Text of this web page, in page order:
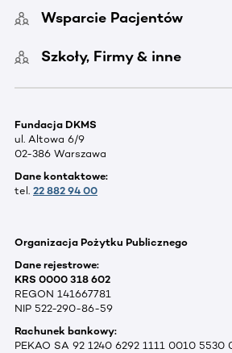
Wsparcie Pacjentów
Szkoły, Firmy & inne
Fundacja DKMS
ul. Altowa 6/9
02-386 Warszawa
Dane kontaktowe:
tel. 22 882 94 00
Organizacja Pożytku Publicznego
Dane rejestrowe:
KRS 0000 318 602
REGON 141667781
NIP 522-290-86-59
Rachunek bankowy:
PEKAO SA 92 1240 6292 1111 0010 5530